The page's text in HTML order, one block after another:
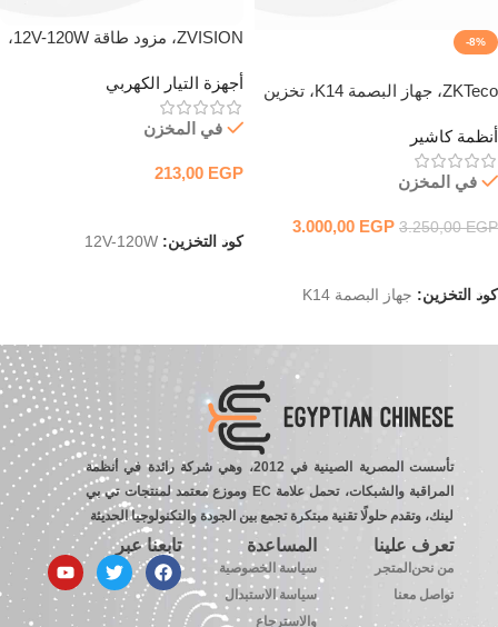
-8%
ZKTeco، جهاز البصمة K14، تخزين
أنظمة كاشير
في المخزن
3.250,00EGP
3.000,00 EGP
كود التخزين: جهاز البصمة K14
ZVISION، مزود طاقة 12V-120W،
أجهزة التيار الكهربي
في المخزن
213,00 EGP
كود التخزين: 12V-120W
تأسست المصرية الصينية في 2012، وهي شركة رائدة في أنظمة
المراقبة والشبكات، تحمل علامة EC وموزع معتمد لمنتجات تي بي
لينك، وتقدم حلولًا تقنية مبتكرة تجمع بين الجودة والتكنولوجيا الحديثة
تعرف علينا
من نحن المتجر
تواصل معنا
المساعدة
سياسة الخصوصية
سياسة الاستبدال
والاسترجاع
تابعنا عبر